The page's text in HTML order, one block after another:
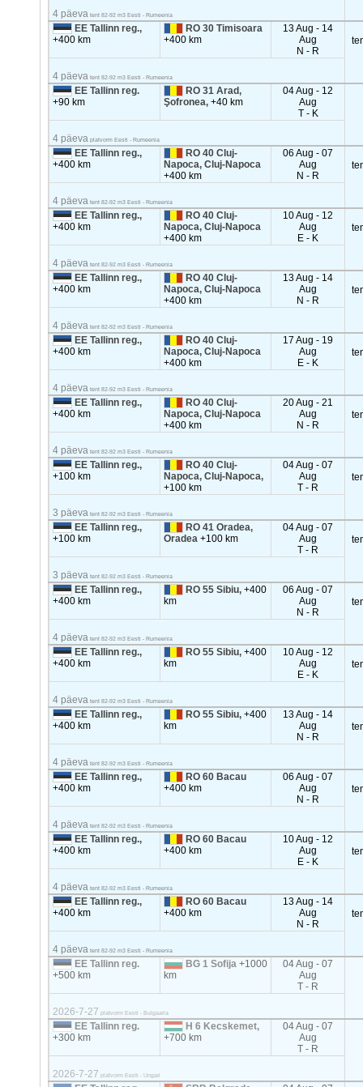
4 päeva tent 82-92 m3 Eesti - Rumeenia
EE Tallinn reg.,
+400 km
RO 30 Timisoara
+400 km
13 Aug - 14
Aug
N - R
4 päeva tent 82-92 m3 Eesti - Rumeenia
EE Tallinn reg.
+90 km
RO 31 Arad,
Şofronea,+40 km
04 Aug - 12
Aug
T - K
4 päeva platvorm Eesti - Rumeenia
EE Tallinn reg.,
+400 km
RO 40 Cluj-
Napoca, Cluj-Napoca
+400 km
06 Aug - 07
Aug
N - R
4 päeva tent 82-92 m3 Eesti - Rumeenia
EE Tallinn reg.,
+400 km
RO 40 Cluj-
Napoca, Cluj-Napoca
+400 km
10 Aug - 12
Aug
E - K
4 päeva tent 82-92 m3 Eesti - Rumeenia
EE Tallinn reg.,
+400 km
RO 40 Cluj-
Napoca, Cluj-Napoca
+400 km
13 Aug - 14
Aug
N - R
4 päeva tent 82-92 m3 Eesti - Rumeenia
EE Tallinn reg.,
+400 km
RO 40 Cluj-
Napoca, Cluj-Napoca
+400 km
17 Aug - 19
Aug
E - K
4 päeva tent 82-92 m3 Eesti - Rumeenia
EE Tallinn reg.,
+400 km
RO 40 Cluj-
Napoca, Cluj-Napoca
+400 km
20 Aug - 21
Aug
N - R
4 päeva tent 82-92 m3 Eesti - Rumeenia
EE Tallinn reg.,
+100 km
RO 40 Cluj-
Napoca, Cluj-Napoca,
+100 km
04 Aug - 07
Aug
T - R
3 päeva tent 82-92 m3 Eesti - Rumeenia
EE Tallinn reg.,
+100 km
RO 41 Oradea,
Oradea+100 km
04 Aug - 07
Aug
T - R
3 päeva tent 82-92 m3 Eesti - Rumeenia
EE Tallinn reg.,
+400 km
RO 55 Sibiu,+400
km
06 Aug - 07
Aug
N - R
4 päeva tent 82-92 m3 Eesti - Rumeenia
EE Tallinn reg.,
+400 km
RO 55 Sibiu,+400
km
10 Aug - 12
Aug
E - K
4 päeva tent 82-92 m3 Eesti - Rumeenia
EE Tallinn reg.,
+400 km
RO 55 Sibiu,+400
km
13 Aug - 14
Aug
N - R
4 päeva tent 82-92 m3 Eesti - Rumeenia
EE Tallinn reg.,
+400 km
RO 60 Bacau
+400 km
06 Aug - 07
Aug
N - R
4 päeva tent 82-92 m3 Eesti - Rumeenia
EE Tallinn reg.,
+400 km
RO 60 Bacau
+400 km
10 Aug - 12
Aug
E - K
4 päeva tent 82-92 m3 Eesti - Rumeenia
EE Tallinn reg.,
+400 km
RO 60 Bacau
+400 km
13 Aug - 14
Aug
N - R
4 päeva tent 82-92 m3 Eesti - Rumeenia
EE Tallinn reg.
+500 km
BG 1 Sofija+1000
km
04 Aug - 07
Aug
T - R
2026-7-27 platvorm Eesti - Bulgaaria
EE Tallinn reg.
+300 km
H 6 Kecskemet,
+700 km
04 Aug - 07
Aug
T - R
2026-7-27 platvorm Eesti - Ungari